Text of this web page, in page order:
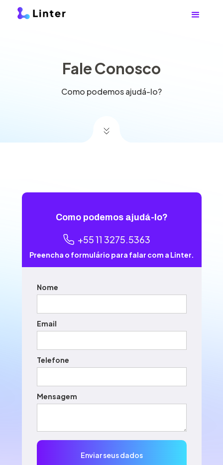
Fale Conosco
Como podemos ajudá-lo?
Como podemos ajudá-lo?
+55 11 3275.5363
Preencha o formulário para falar com a Linter.
Nome
Email
Telefone
Mensagem